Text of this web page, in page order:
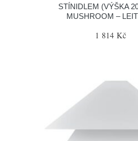
STÍNIDLEM (VÝŠKA
MUSHROOM –
1 814 Kč